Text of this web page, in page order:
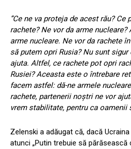
”Ce ne va proteja de acest rău? Ce
rachete? Ne vor da arme
arme nucleare. Ne vor da rachete
să putem opri Rusia? Nu sunt sigur
ajuta. Altfel, ce rachete pot opri
Rusiei? Aceasta este o întrebare
facem astfel: dă-ne armele
rachete, partenerii noștri ne vor
vrem stabilitate, pentru ca oamenii
Zelenski a adăugat că, dacă
atunci „Putin trebuie să